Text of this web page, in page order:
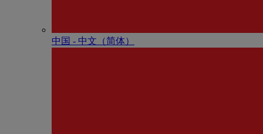
中国 - 中⽂（简体）